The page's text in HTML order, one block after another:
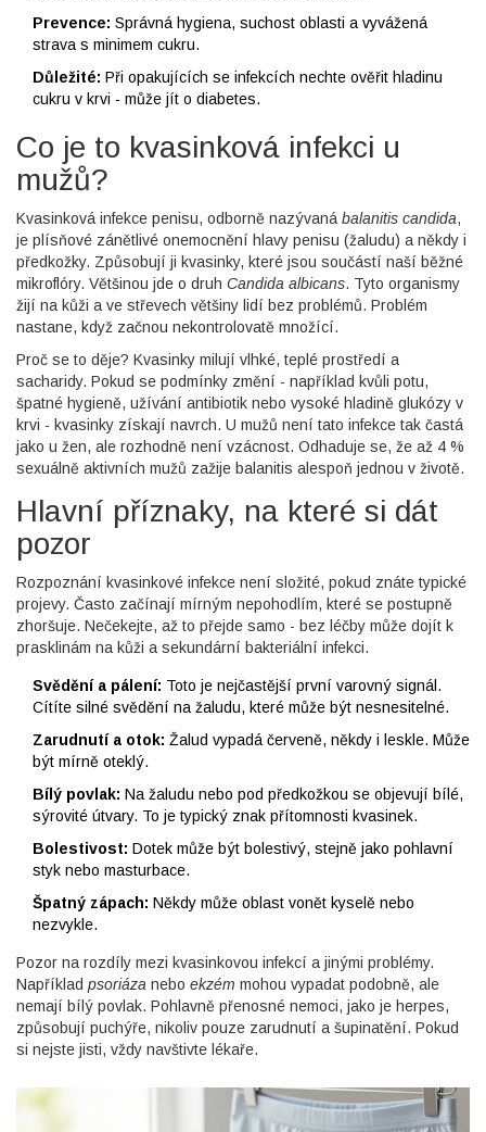
Prevence: Správná hygiena, suchost oblasti a vyvážená
strava s minimem cukru.
Důležité: Při opakujících se infekcích nechte ověřit hladinu
cukru v krvi - může jít o diabetes.
Co je to kvasinková infekci u
mužů?
Kvasinková infekce penisu, odborně nazývaná balanitis candida,
je plísňové zánětlivé onemocnění hlavy penisu (žaludu) a někdy i
předkožky. Způsobují ji kvasinky, které jsou součástí naší běžné
mikroflóry. Většinou jde o druh Candida albicans. Tyto organismy
žijí na kůži a ve střevech většiny lidí bez problémů. Problém
nastane, když začnou nekontrolovatě množící.
Proč se to děje? Kvasinky milují vlhké, teplé prostředí a
sacharidy. Pokud se podmínky změní - například kvůli potu,
špatné hygieně, užívání antibiotik nebo vysoké hladině glukózy v
krvi - kvasinky získají navrch. U mužů není tato infekce tak častá
jako u žen, ale rozhodně není vzácnost. Odhaduje se, že až 4 %
sexuálně aktivních mužů zažije balanitis alespoň jednou v životě.
Hlavní příznaky, na které si dát
pozor
Rozpoznání kvasinkové infekce není složité, pokud znáte typické
projevy. Často začínají mírným nepohodlím, které se postupně
zhoršuje. Nečekejte, až to přejde samo - bez léčby může dojít k
prasklinám na kůži a sekundární bakteriální infekci.
Svědění a pálení: Toto je nejčastější první varovný signál.
Cítíte silné svědění na žaludu, které může být nesnesitelné.
Zarudnutí a otok: Žalud vypadá červeně, někdy i leskle. Může
být mírně oteklý.
Bílý povlak: Na žaludu nebo pod předkožkou se objevují bílé,
sýrovité útvary. To je typický znak přítomnosti kvasinek.
Bolestivost: Dotek může být bolestivý, stejně jako pohlavní
styk nebo masturbace.
Špatný zápach: Někdy může oblast vonět kyselě nebo
nezvykle.
Pozor na rozdíly mezi kvasinkovou infekcí a jinými problémy.
Například psoriáza nebo ekzém mohou vypadat podobně, ale
nemají bílý povlak. Pohlavně přenosné nemoci, jako je herpes,
způsobují puchýře, nikoliv pouze zarudnutí a šupinatění. Pokud
si nejste jisti, vždy navštivte lékaře.